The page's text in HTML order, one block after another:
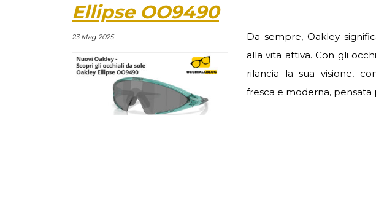
Ellipse OO9490
23 Mag 2025
Da sempre, Oakley
alla vita attiva. Con gli
rilancia la sua visione,
fresca e moderna, pensata